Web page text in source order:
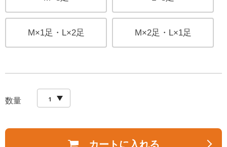
M×1足・L×2足 M×2足・L×1足
数量
カートに入れる